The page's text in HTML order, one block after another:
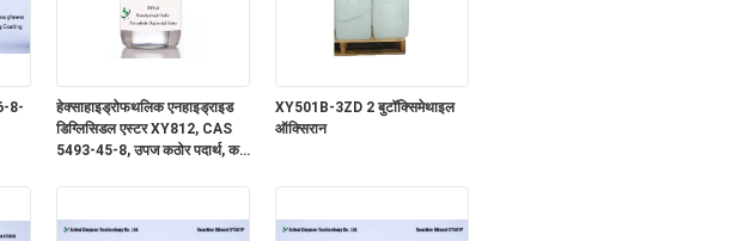
8-
हेक्साहाइड्रोफथलिक एनहाइड्राइड
डिग्लिसिडल एस्टर XY812, CAS
5493-45-8, उपज कठोर पदार्थ, कम
XY501B-3ZD 2 बुटॉक्सिमेथाइल
ऑक्सिरान